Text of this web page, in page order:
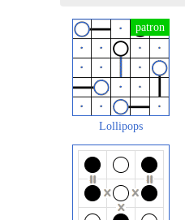
Lollipops